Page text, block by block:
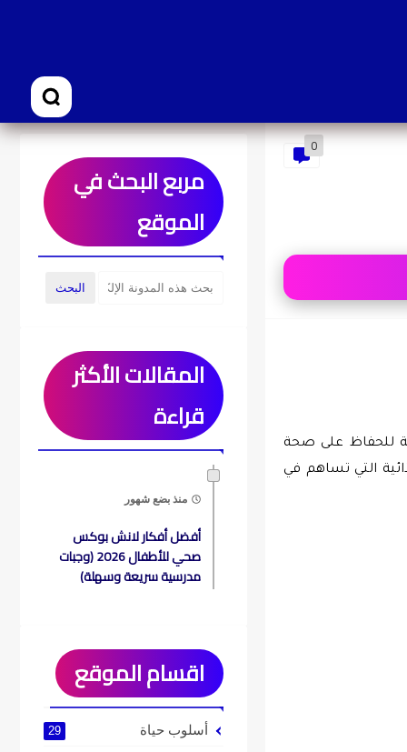
0
مربع البحث في
الموقع
المقالات الأكثر
قراءة
منذ بضع شهور
أفضل أفكار لانش بوكس
صحي للأطفال 2026 (وجبات
مدرسية سريعة وسهلة)
اقسام الموقع
أسلوب حياة 29